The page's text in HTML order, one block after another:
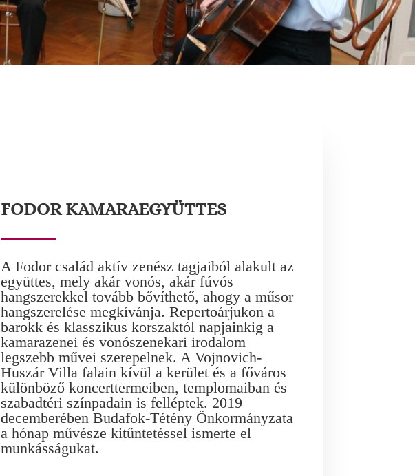
FODOR KAMARAEGYÜTTES
A Fodor család aktív zenész tagjaiból alakult az
együttes, mely akár vonós, akár fúvós
hangszerekkel tovább bővíthető, ahogy a műsor
hangszerelése megkívánja. Repertoárjukon a
barokk és klasszikus korszaktól napjainkig a
kamarazenei és vonószenekari irodalom
legszebb művei szerepelnek. A Vojnovich-
Huszár Villa falain kívül a kerület és a főváros
különböző koncerttermeiben, templomaiban és
szabadtéri színpadain is felléptek. 2019
decemberében Budafok-Tétény Önkormányzata
a hónap művésze kitűntetéssel ismerte el
munkásságukat.